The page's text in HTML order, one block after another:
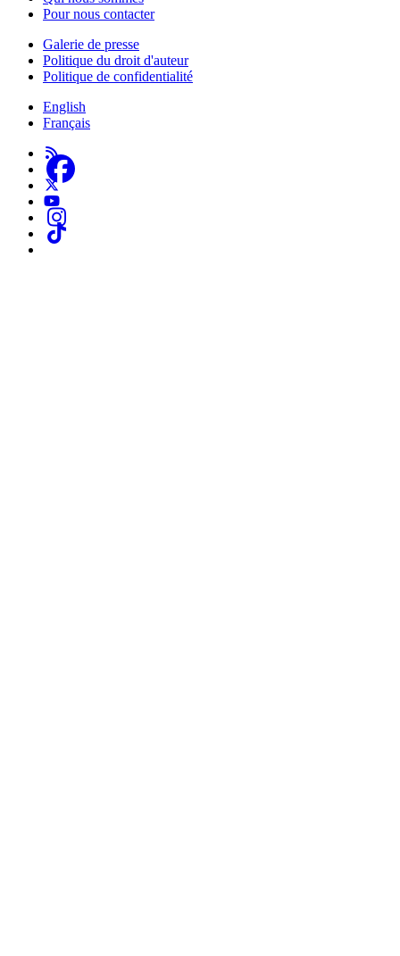
This
Site
Pour nous contacter
Footer
About
Galerie de presse
Politique du droit d'auteur
Politique de confidentialité
English
Français